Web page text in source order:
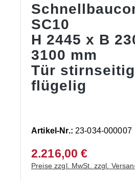
SC10
H 2445 x B
3100 mm
Tür
flügelig
Artikel-Nr.: 23-034-000007
2.216,00 €
Preise zzgl. MwSt. zzgl.